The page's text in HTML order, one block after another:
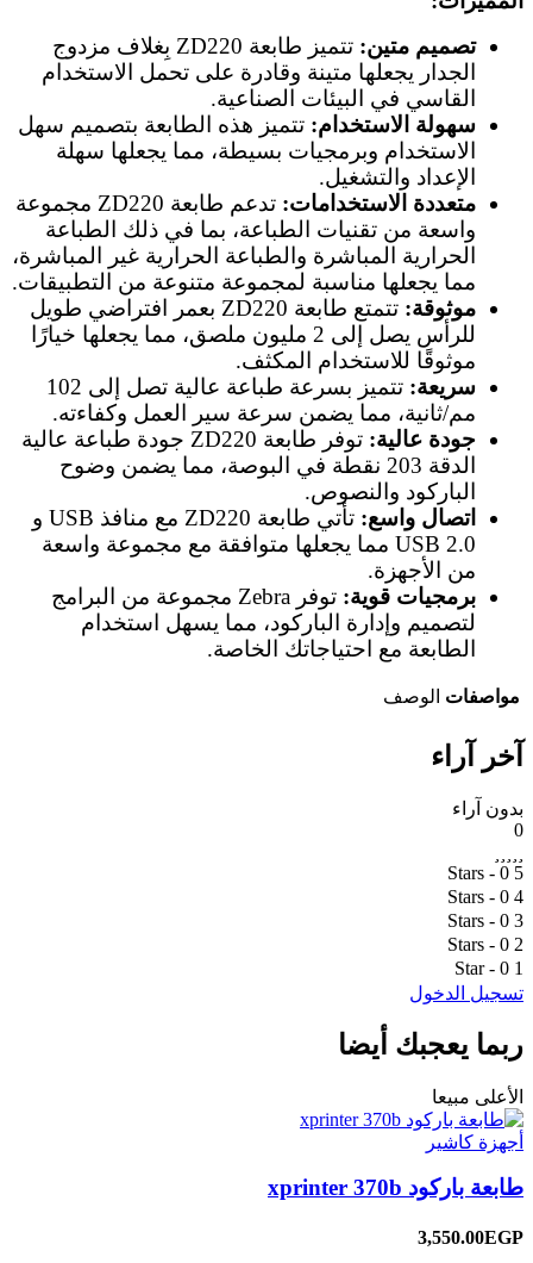
تصميم متين:
تتميز طابعة ZD220 بِغلاف مزدوج
الجدار يجعلها متينة وقادرة على تحمل الاستخدام
القاسي في البيئات الصناعية.
سهولة الاستخدام: تتميز هذه الطابعة بتصميم سهل
الاستخدام وبرمجيات بسيطة، مما يجعلها سهلة
الإعداد والتشغيل.
متعددة الاستخدامات:
تدعم طابعة ZD220 مجموعة
واسعة من تقنيات الطباعة، بما في ذلك الطباعة
الحرارية المباشرة والطباعة الحرارية غير المباشرة،
مما يجعلها مناسبة لمجموعة متنوعة من التطبيقات.
موثوقة:
تتمتع طابعة ZD220 بعمر افتراضي طويل
للرأس يصل إلى 2 مليون ملصق، مما يجعلها خيارًا
موثوقًا للاستخدام المكثف.
سريعة:
تتميز بسرعة طباعة عالية تصل إلى 102
مم/ثانية، مما يضمن سرعة سير العمل وكفاءته.
جودة عالية:
توفر طابعة ZD220 جودة طباعة عالية
الدقة 203 نقطة في البوصة، مما يضمن وضوح
الباركود والنصوص.
اتصال واسع:
تأتي طابعة ZD220 مع منافذ USB و
USB 2.0 مما يجعلها متوافقة مع مجموعة واسعة
من الأجهزة.
برمجيات قوية:
توفر Zebra مجموعة من البرامج
لتصميم وإدارة الباركود، مما يسهل استخدام
الطابعة مع احتياجاتك الخاصة.
مواصفات الوصف
آخر آراء
بدون آراء
0
5 Stars
- 0
4 Stars
- 0
3 Stars
- 0
2 Stars
- 0
1 Star
- 0
تسجيل الدخول
ربما يعجبك أيضا
الأعلى مبيعا
أجهزة كاشير
طابعة باركود xprinter 370b
3,550.00EGP